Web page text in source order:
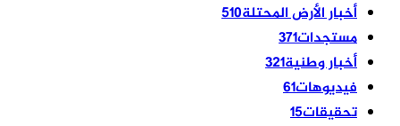
أخبار الأرض المحتلة510
مستجدات371
أخبار وطنية321
فيديوهات61
تحقيقات15